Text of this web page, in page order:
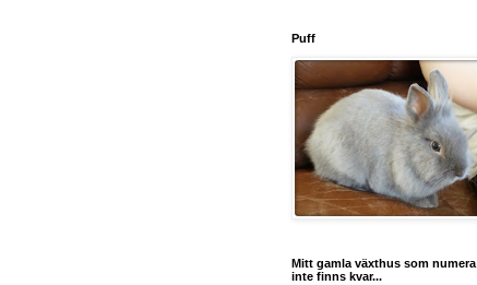
Puff
Mitt gamla växthus som numera
inte finns kvar...